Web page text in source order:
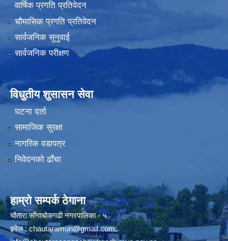
वार्षिक प्रगति प्रतिवेदन
चौमासिक प्रगति प्रतिवेदन
सार्वजनिक सुनुवाई
सार्वजनिक परीक्षण
विधुतीय शुसासन सेवा
घटना दर्ता
सामाजिक सुरक्षा
नागरिक वडापत्र
निवेदनको ढाँचा
हाम्रो सम्पर्क ठेगाना
चौतारा साँगाचोकगढी नगरपालिका - ५
इमेल :chautaramun@gmail.com,